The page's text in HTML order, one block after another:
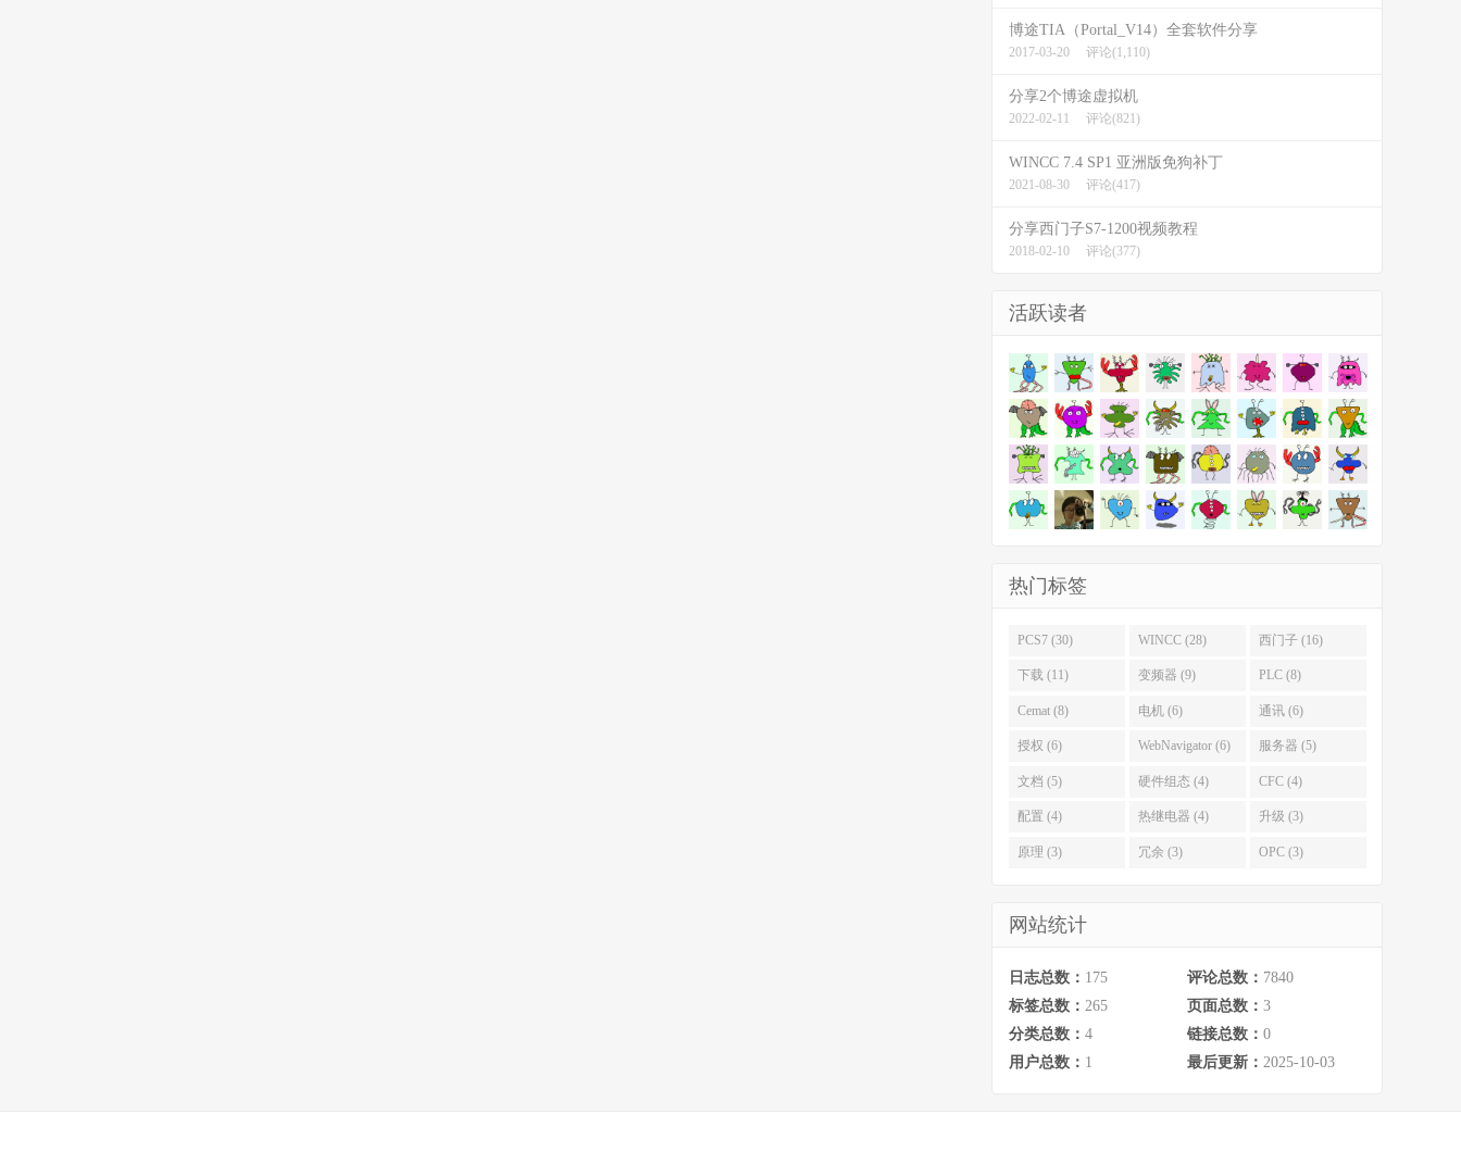
博途TIA（Portal_V14）全套软件分享
2017-03-20 评论(1,110)
分享2个博途虚拟机
2022-02-11 评论(821)
WINCC 7.4 SP1 亚洲版免狗补丁
2021-08-30 评论(417)
分享西门子S7-1200视频教程
2018-02-10 评论(377)
活跃读者
热门标签
PCS7 (30) WINCC (28) 西门子 (16)
下载 (11) 变频器 (9) PLC (8)
Cemat (8) 电机 (6) 通讯 (6)
授权 (6) WebNavigator (6) 服务器 (5)
文档 (5) 硬件组态 (4) CFC (4)
配置 (4) 热继电器 (4) 升级 (3)
原理 (3) 冗余 (3) OPC (3)
网站统计
日志总数： 175 评论总数： 7840
标签总数： 265 页面总数： 3
分类总数： 4 链接总数： 0
用户总数： 1 最后更新： 2025-10-03